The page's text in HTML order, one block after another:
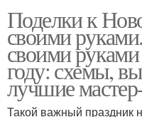
Поделки к
своими
своими
году: схемы,
лучшие
Такой важный праздник